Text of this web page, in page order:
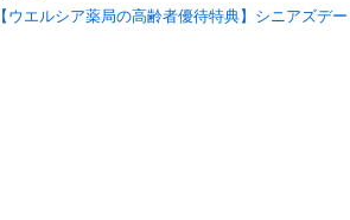
【ウエルシア薬局の高齢者優待特典】シニアズデー